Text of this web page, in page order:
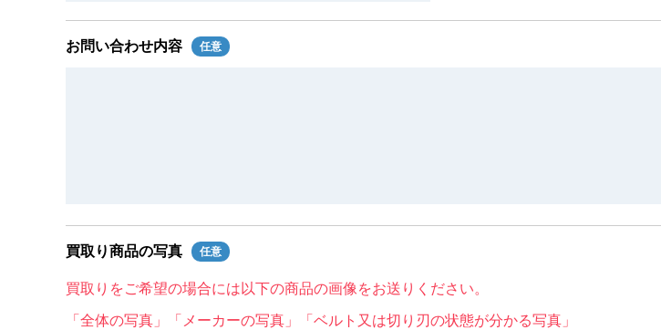
お問い合わせ内容 任意
買取り商品の写真 任意
買取りをご希望の場合には以下の商品の画像をお送りください。
「全体の写真」「メーカーの写真」「ベルト又は切り刃の状態が分かる写真」